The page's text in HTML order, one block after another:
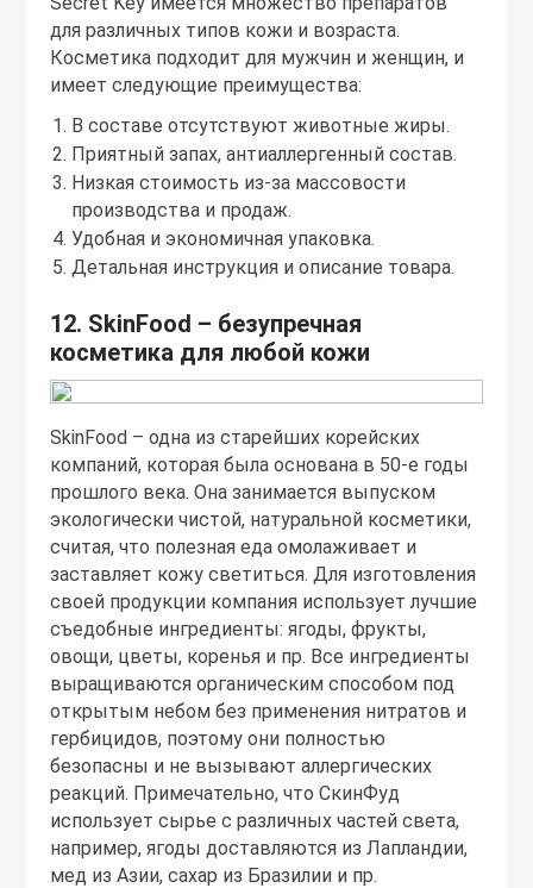
для различных типов кожи и возраста.
Косметика подходит для мужчин и женщин, и
имеет следующие преимущества:
В составе отсутствуют животные жиры.
Приятный запах, антиаллергенный состав.
Низкая стоимость из-за массовости
производства и продаж.
Удобная и экономичная упаковка.
Детальная инструкция и описание товара.
12. SkinFood – безупречная
косметика для любой кожи
SkinFood – одна из старейших корейских
компаний, которая была основана в 50-е годы
прошлого века. Она занимается выпуском
экологически чистой, натуральной косметики,
считая, что полезная еда омолаживает и
заставляет кожу светиться. Для изготовления
своей продукции компания использует лучшие
съедобные ингредиенты: ягоды, фрукты,
овощи, цветы, коренья и пр. Все ингредиенты
выращиваются органическим способом под
открытым небом без применения нитратов и
гербицидов, поэтому они полностью
безопасны и не вызывают аллергических
реакций. Примечательно, что СкинФуд
использует сырье с различных частей света,
например, ягоды доставляются из Лапландии,
мед из Азии, сахар из Бразилии и пр.